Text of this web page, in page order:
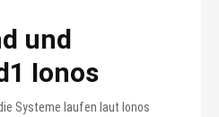
und
Ionos
Systeme laufen laut Ionos